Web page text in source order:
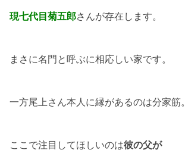
現七代目菊五郎さんが存在します。
まさに名門と呼ぶに相応しい家です。
一方尾上さん本人に縁があるのは分家筋。
ここで注目してほしいのは彼の父が